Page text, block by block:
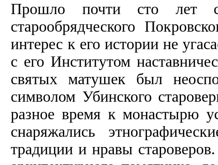
Прошло почти сто лет с
старообрядческого
интерес к его истории не
с его Институтом
святых матушек был
символом Убинского
разное время к монастырю
снаряжались
традиции и нравы